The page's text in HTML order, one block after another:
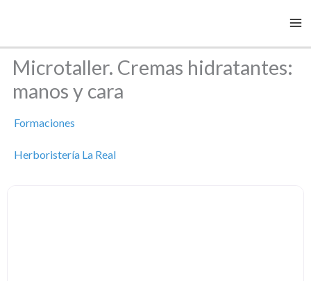
contenido
Microtaller. Cremas hidratantes:
manos y cara
Formaciones
Herboristería La Real